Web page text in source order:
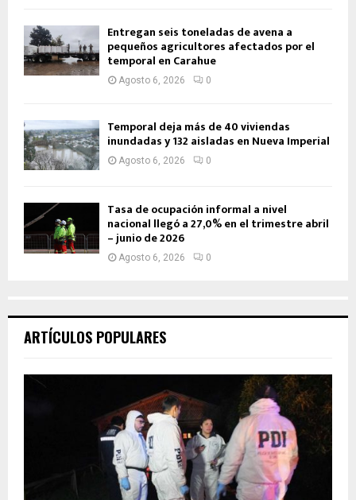
Entregan seis toneladas de avena a
pequeños agricultores afectados por el
temporal en Carahue
Agosto 6, 2026 0
Temporal deja más de 40 viviendas
inundadas y 132 aisladas en Nueva Imperial
Agosto 6, 2026 0
Tasa de ocupación informal a nivel
nacional llegó a 27,0% en el trimestre abril
– junio de 2026
Agosto 6, 2026 0
ARTÍCULOS POPULARES